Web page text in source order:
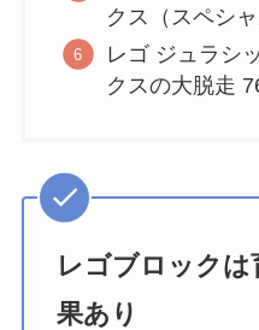
クス（スペシ
レゴ ジュラシ
クスの大脱走
レゴブロック
果あり